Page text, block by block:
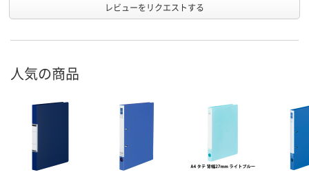
レビューをリクエストする
人気の商品